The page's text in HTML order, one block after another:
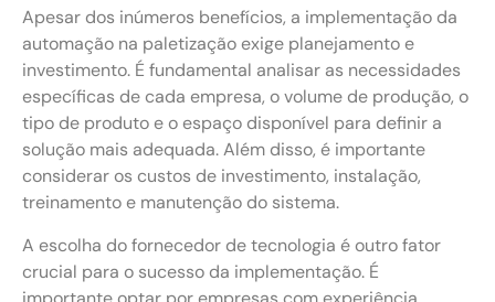
Apesar dos inúmeros benefícios, a implementação da
automação na paletização exige planejamento e
investimento. É fundamental analisar as necessidades
específicas de cada empresa, o volume de produção, o
tipo de produto e o espaço disponível para definir a
solução mais adequada. Além disso, é importante
considerar os custos de investimento, instalação,
treinamento e manutenção do sistema.
A escolha do fornecedor de tecnologia é outro fator
crucial para o sucesso da implementação. É